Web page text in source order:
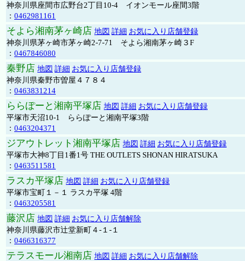
神奈川県座間市広野台2丁目10-4 イオンモール座間3階
： 0462981161
そよら湘南茅ヶ崎店 地図 詳細 お気に入り店舗登録
神奈川県茅ヶ崎市茅ヶ崎2‐7‐71 そよら湘南茅ヶ崎３F
： 0467846080
秦野店 地図 詳細 お気に入り店舗登録
神奈川県秦野市曽屋４７８４
： 0463831214
ららぽーと湘南平塚店 地図 詳細 お気に入り店舗登録
平塚市天沼10-1 ららぽーと湘南平塚3階
： 0463204371
ジアウトレット湘南平塚店 地図 詳細 お気に入り店舗登録
平塚市大神8丁目1番1号 THE OUTLETS SHONAN HIRATSUKA
： 0463511581
ラスカ平塚店 地図 詳細 お気に入り店舗登録
平塚市宝町１－１ ラスカ平塚 4階
： 0463205581
藤沢店 地図 詳細 お気に入り店舗解除
神奈川県藤沢市辻堂新町４-１-１
： 0466316377
テラスモール湘南店 地図 詳細 お気に入り店舗解除